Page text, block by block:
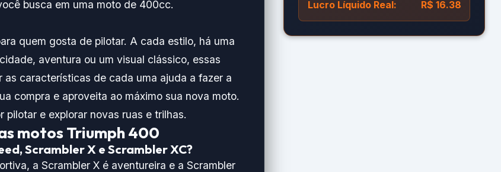
busca em uma moto de 400cc.
quem gosta de pilotar. A cada estilo, há uma
aventura ou um visual clássico, essas
características de cada uma ajuda a fazer a
compra e aproveita ao máximo sua nova moto.
pilotar e explorar novas ruas e trilhas.
motos Triumph 400
Scrambler X e Scrambler XC?
a Scrambler X é aventureira e a Scrambler
Lucro Líquido Real: R$ 16.38